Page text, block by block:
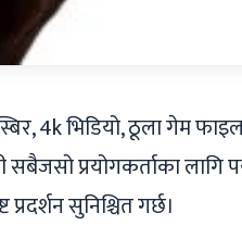
4k भिडियो, ठूला गेम
प्रयोगकर्ताका लागि
सुनिश्चित गर्छ।